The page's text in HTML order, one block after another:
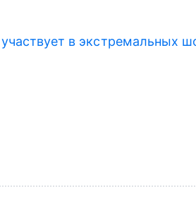
в экстремальных